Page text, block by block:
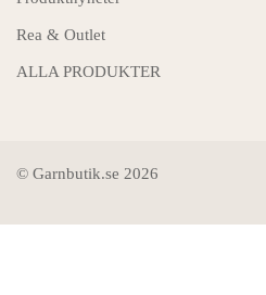
Rea & Outlet
ALLA PRODUKTER
© Garnbutik.se 2026